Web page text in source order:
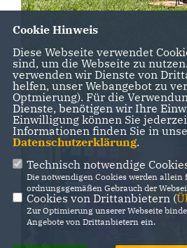
Cookie Hinweis
Diese Webseite verwendet
sind, um die Webseite zu
verwenden wir Dienste von
helfen, unser Webangebot zu
Optmierung). Für die
Dienste, benötigen wir Ihre
Einwilligung können Sie
Informationen finden Sie in
Datenschutzerklärung.
Technisch notwendige
Die notwendigen Cookies werden allein
ordnungsgemäßen Gebrauch der
Cookies von Drittanbietern (
Zur Optimierung unserer Webseite
Angebote von Drittanbietern ein.